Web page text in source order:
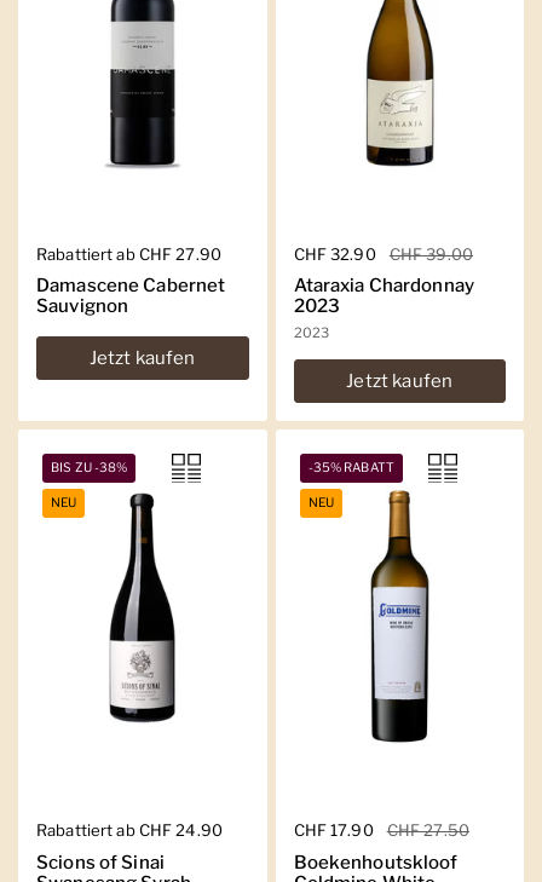
Regulärer Preis
Rabattiert ab CHF 27.90
Damascene Cabernet
Sauvignon
Jetzt kaufen
Regulärer Preis
CHF 32.90 Sale-Preis
CHF 39.00
Ataraxia Chardonnay
2023
2023
Jetzt kaufen
Regulärer Preis
Rabattiert ab CHF 24.90
Scions of Sinai
BIS ZU -38%
NEU
Regulärer Preis
CHF 17.90 Sale-Preis
CHF 27.50
Boekenhoutskloof
-35% RABATT
NEU